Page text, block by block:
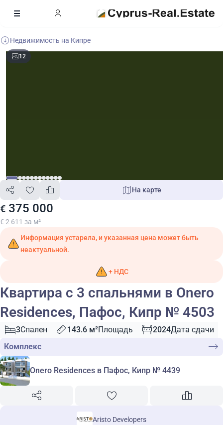
Недвижимость на Кипре
12
€ 375 000
€ 2 611 за м²
На карте
Информация устарела, и указанная цена может быть
неактуальной.
+ НДС
Квартира с 3 спальнями в Onero
Residences, Пафос, Кипр № 4503
3Спален 143.6 м²Площадь 2024Дата сдачи
Комплекс
Onero Residences в Пафос, Кипр № 4439
Aristo Developers